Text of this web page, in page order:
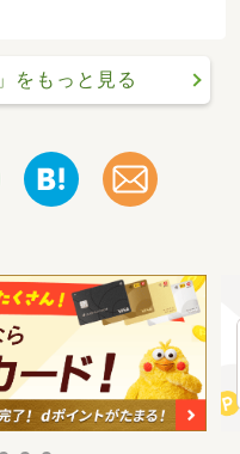
」をもっと見る